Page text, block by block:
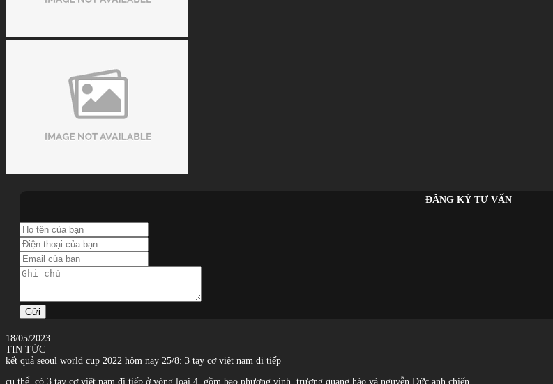
ĐĂNG KÝ TƯ VẤN
Gửi
18/05/2023
TIN TỨC
kết quả seoul world cup 2022 hôm nay 25/8: 3 tay cơ việt nam đi tiếp
cụ thể, có 3 tay cơ việt nam đi tiếp ở vòng loại 4, gồm bao phương vinh, trương quang hào và nguyễn Đức anh chiến.